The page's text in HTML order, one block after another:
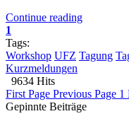
Continue reading
1
Tags:
Workshop UFZ Tagung
Kurzmeldungen
9634 Hits
First Page Previous Page 1
Gepinnte Beiträge